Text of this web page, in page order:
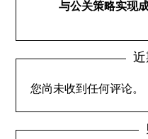
与公关策略实现
您尚未收到任何评论。